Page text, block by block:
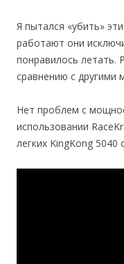
Я пытался «убить»
работают они
понравилось летать.
сравнению с другими
Нет проблем с
использовании
легких KingKong 5040